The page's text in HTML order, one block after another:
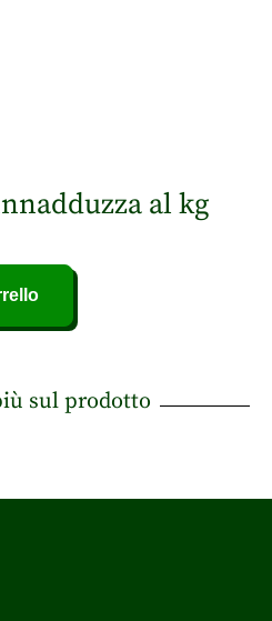
al kg
sul prodotto